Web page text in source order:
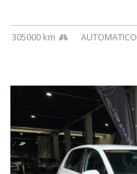
305000 km AUTOMATICO